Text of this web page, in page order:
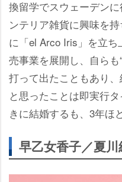
換留学でスウェーデン
ンテリア雑貨に興味を
に「el Arco Iris」を立
売事業を展開し、自ら
打って出たこともあり
と思ったことは即実行
きに結婚するも、3年ほ
早乙女香子／夏